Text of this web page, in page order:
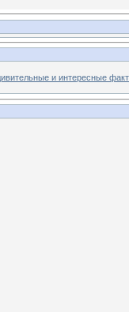
и интересные